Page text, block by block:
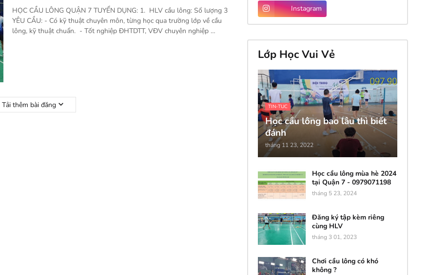
HỌC CẦU LÔNG QUẬN 7 TUYỂN DỤNG: 1. HLV cầu lông: Số lượng 3
YÊU CẦU: - Có kỹ thuật chuyên môn, từng học qua trường lớp về cầu
lông, kỹ thuật chuẩn. - Tốt nghiệp ĐHTDTT, VĐV chuyên nghiệp …
Tải thêm bài đăng
Instagram
Lớp Học Vui Vẻ
TIN-TUC
Học cầu lông bao lâu thì biết
đánh
tháng 11 23, 2022
Học cầu lông mùa hè 2024
tại Quận 7 - 0979071198
tháng 5 23, 2024
Đăng ký tập kèm riêng
cùng HLV
tháng 3 01, 2023
Chơi cầu lông có khó
không ?